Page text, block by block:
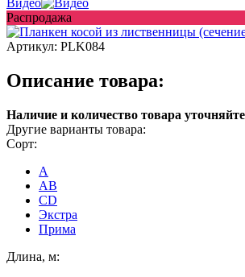
Распродажа
Артикул: PLK084
Описание товара:
Наличие и количество товара
Другие варианты товара:
Сорт:
A
AB
CD
Экстра
Прима
Длина, м: